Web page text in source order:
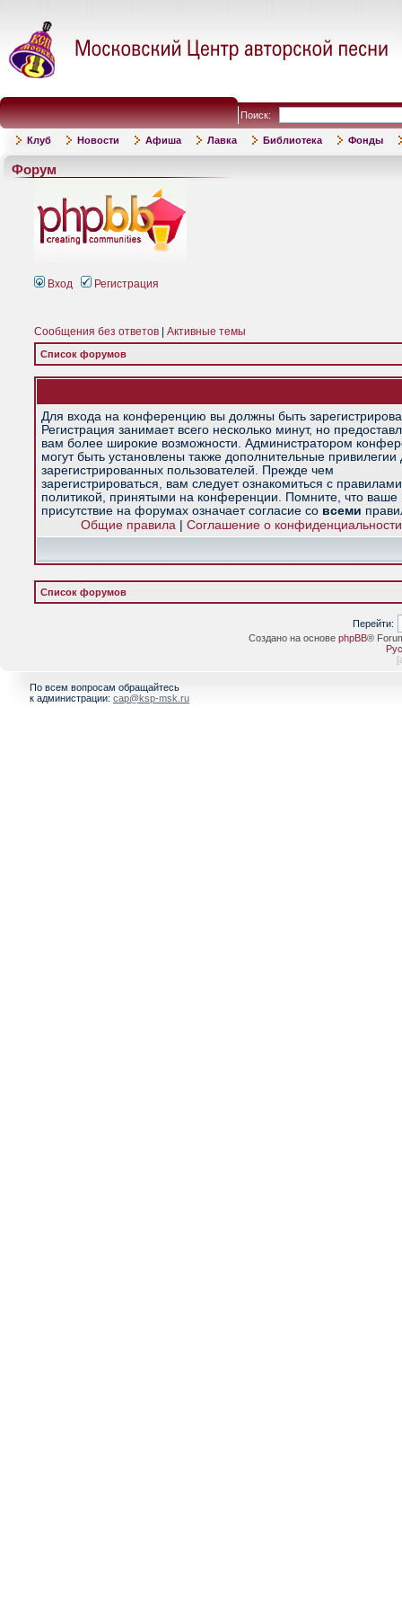
Поиск:
Клуб Новости Афиша Лавка Библиотека Фонды
Форум
Вход Регистрация
Сообщения без ответов Активные темы
Список форумов
Для входа на конференцию вы должны быть
Регистрация занимает всего несколько минут, но
вам более широкие возможности. Администратором
могут быть установлены также дополнительные привилегии
зарегистрированных пользователей. Прежде чем
зарегистрироваться, вам следует ознакомиться с
политикой, принятыми на конференции. Помните, что ваше
присутствие на форумах означает согласие со всеми
Общие правила| Соглашение о конфиденциальности
Список форумов
Перейти:
Создано на основе phpBB®
[
По всем вопросам обращайтесь
к администрации: cap@ksp-msk.ru